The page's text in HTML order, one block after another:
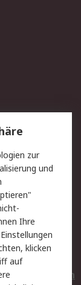
Batterien
zur
und
Ihre
klicken
auf